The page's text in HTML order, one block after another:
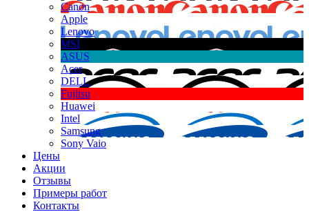
Canon
Apple
Lenovo
MSI
ASUS
Acer
DELL
Fujitsu
Huawei
Intel
Samsung
Sony Vaio
Цены
Акции
Отзывы
Примеры работ
Контакты